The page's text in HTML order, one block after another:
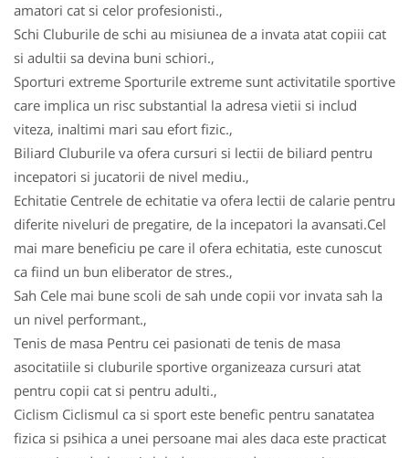
amatori cat si celor profesionisti.,
Schi Cluburile de schi au misiunea de a invata atat copiii cat
si adultii sa devina buni schiori.,
Sporturi extreme Sporturile extreme sunt activitatile sportive
care implica un risc substantial la adresa vietii si includ
viteza, inaltimi mari sau efort fizic.,
Biliard Cluburile va ofera cursuri si lectii de biliard pentru
incepatori si jucatorii de nivel mediu.,
Echitatie Centrele de echitatie va ofera lectii de calarie pentru
diferite niveluri de pregatire, de la incepatori la avansati.Cel
mai mare beneficiu pe care il ofera echitatia, este cunoscut
ca fiind un bun eliberator de stres.,
Sah Cele mai bune scoli de sah unde copii vor invata sah la
un nivel performant.,
Tenis de masa Pentru cei pasionati de tenis de masa
asocitatiile si cluburile sportive organizeaza cursuri atat
pentru copii cat si pentru adulti.,
Ciclism Ciclismul ca si sport este benefic pentru sanatatea
fizica si psihica a unei persoane mai ales daca este practicat